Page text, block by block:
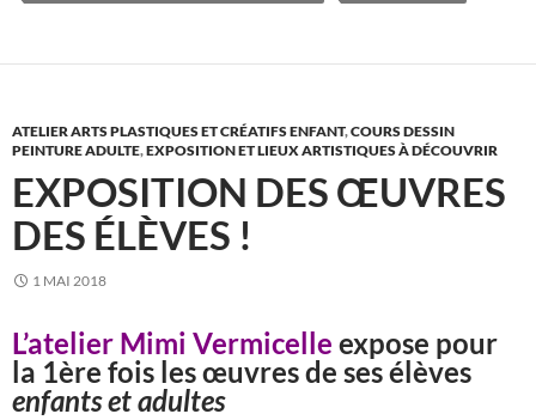
ATELIER ARTS PLASTIQUES ET CRÉATIFS ENFANT,COURS DESSIN
PEINTURE ADULTE,EXPOSITION ET LIEUX ARTISTIQUES À DÉCOUVRIR
EXPOSITION DES ŒUVRES
DES ÉLÈVES !
1 MAI 2018
L’atelier Mimi Vermicelle expose pour
la 1ère fois les œuvres de ses élèves
enfants et adultes